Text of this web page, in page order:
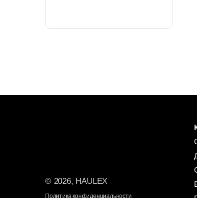
© 2026, HAULEX
Политика конфиденциальности